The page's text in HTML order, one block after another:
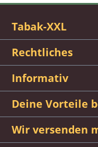
Tabak-XXL
Rechtliches
Informativ
Deine Vorteile
Wir versenden